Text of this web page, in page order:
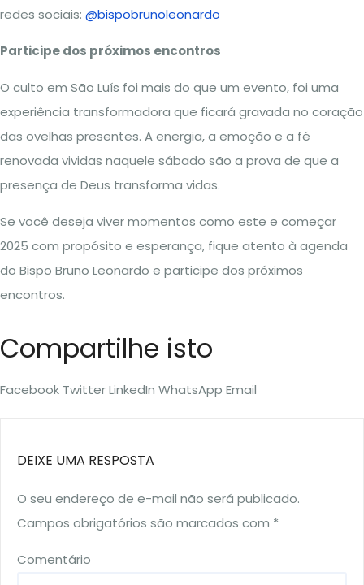
redes sociais: @bispobrunoleonardo
Participe dos próximos encontros
O culto em São Luís foi mais do que um evento, foi uma
experiência transformadora que ficará gravada no coração
das ovelhas presentes. A energia, a emoção e a fé
renovada vividas naquele sábado são a prova de que a
presença de Deus transforma vidas.
Se você deseja viver momentos como este e começar
2025 com propósito e esperança, fique atento à agenda
do Bispo Bruno Leonardo e participe dos próximos
encontros.
Compartilhe isto
Facebook TwitterLinkedIn WhatsApp Email
DEIXE UMA RESPOSTA
O seu endereço de e-mail não será publicado.
Campos obrigatórios são marcados com *
Comentário